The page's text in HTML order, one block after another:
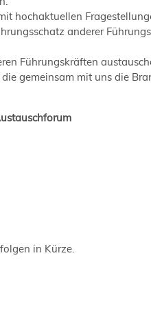
hochaktuellen
anderer
Führungskräften
gemeinsam mit uns die
in Kürze.